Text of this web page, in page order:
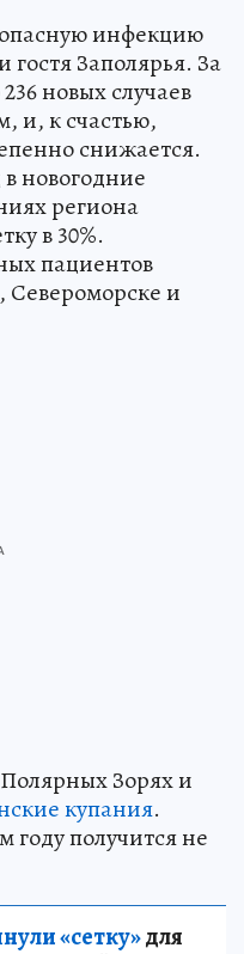
инфекцию
гостя Заполярья. За
новых случаев
и, к счастью,
снижается.
новогодние
региона
в 30%.
пациентов
Североморске и
Зорях и
купания.
году получится не
«сетку»для